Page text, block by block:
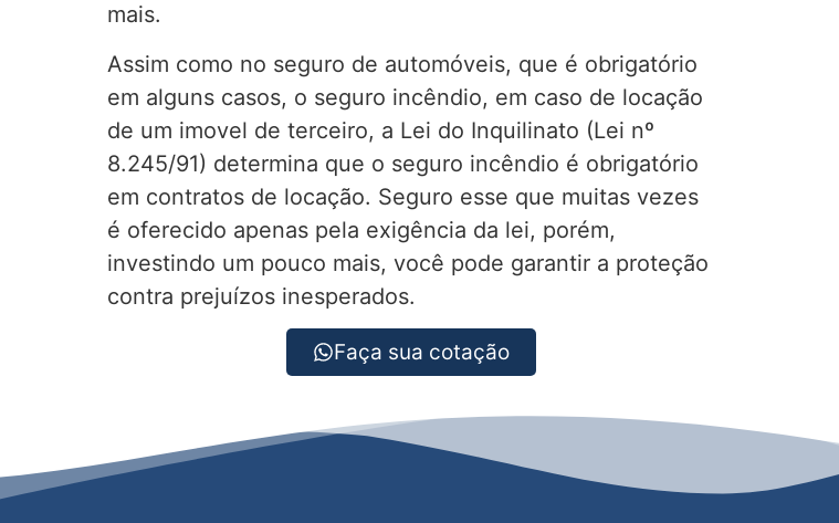
mais.
Assim como no seguro de automóveis, que é obrigatório
em alguns casos, o seguro incêndio, em caso de locação
de um imovel de terceiro, a Lei do Inquilinato (Lei nº
8.245/91) determina que o seguro incêndio é obrigatório
em contratos de locação. Seguro esse que muitas vezes
é oferecido apenas pela exigência da lei, porém,
investindo um pouco mais, você pode garantir a proteção
contra prejuízos inesperados.
Faça sua cotação